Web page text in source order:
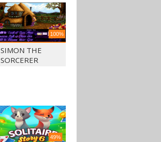
100%
SIMON THE
SORCERER
49%